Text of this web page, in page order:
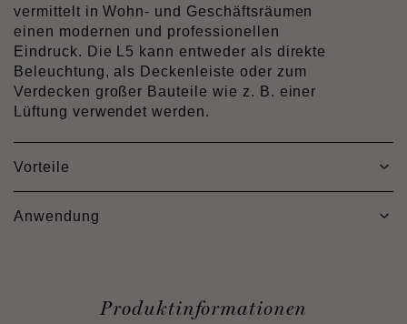
vermittelt in Wohn- und Geschäftsräumen
einen modernen und professionellen
Eindruck. Die L5 kann entweder als direkte
Beleuchtung, als Deckenleiste oder zum
Verdecken großer Bauteile wie z. B. einer
Lüftung verwendet werden.
Vorteile
Anwendung
Produktinformationen